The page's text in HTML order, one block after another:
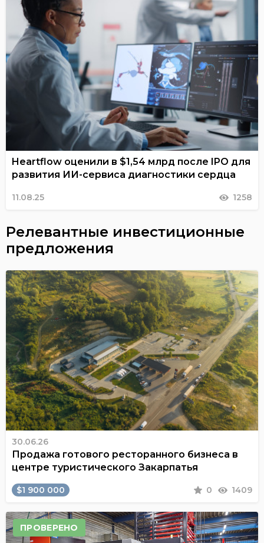
Heartflow оценили в $1,54 млрд после IPO для
развития ИИ-сервиса диагностики сердца
11.08.25 1258
Релевантные инвестиционные
предложения
30.06.26
Продажа готового ресторанного бизнеса в
центре туристического Закарпатья
$1 900 000 0 1409
ПРОВЕРЕНО